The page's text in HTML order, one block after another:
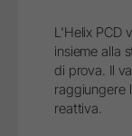
L'Helix PCD
insieme alla
di prova. Il
raggiungere
reattiva.